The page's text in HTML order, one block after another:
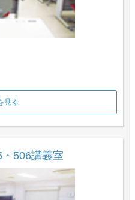
見る
506講義室